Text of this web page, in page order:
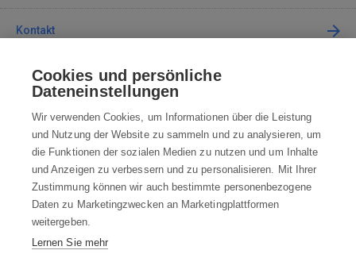
Kontakt
Kontaktieren Sie uns
info@robotworld.de
+49 25 197 159 962 Mo-Fr 8:00—16:00 Uhr
ALLE KONTAKTE
WIDERRUFSBELEHRUNG
Cookies und persönliche
Dateneinstellungen
Wir verwenden Cookies, um Informationen über die Leistung
und Nutzung der Website zu sammeln und zu analysieren, um
die Funktionen der sozialen Medien zu nutzen und um Inhalte
und Anzeigen zu verbessern und zu personalisieren. Mit Ihrer
Zustimmung können wir auch bestimmte personenbezogene
Daten zu Marketingzwecken an Marketingplattformen
weitergeben.
Lernen Sie mehr